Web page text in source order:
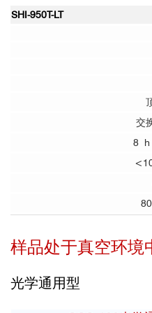
SHI-950T-LT
交
8 h
样品处于真空环境
光学通用型